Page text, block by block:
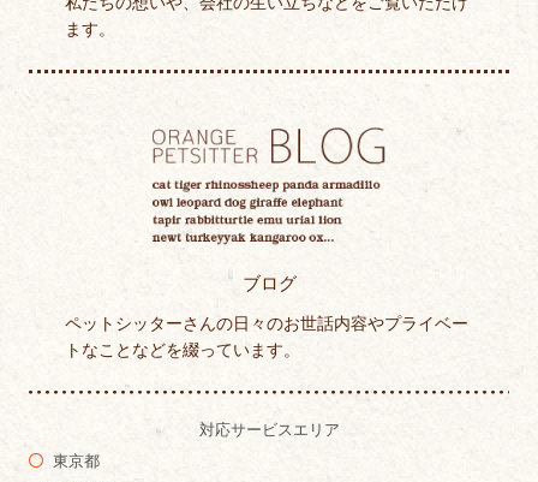
ます。
ブログ
ペットシッターさんの日々のお世話内容やプライベー
トなことなどを綴っています。
対応サービスエリア
東京都